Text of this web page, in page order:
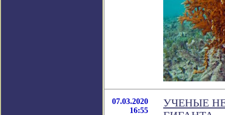
07.03.2020
16:55
УЧЕНЫЕ